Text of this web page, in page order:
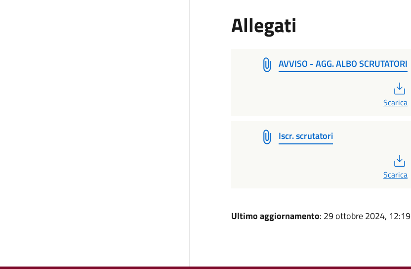
Allegati
AVVISO - AGG. ALBO SCRUTATORI
Scarica
Iscr. scrutatori
Scarica
Ultimo aggiornamento: 29 ottobre 2024, 12:19